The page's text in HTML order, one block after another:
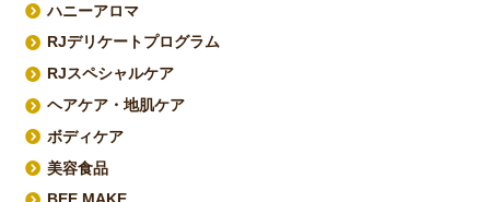
ハニーアロマ
RJデリケートプログラム
RJスペシャルケア
ヘアケア・地肌ケア
ボディケア
美容食品